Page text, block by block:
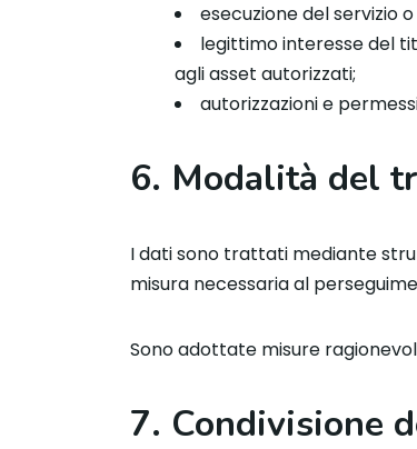
esecuzione del servizio
legittimo interesse del
agli asset autorizzati;
autorizzazioni e
6. Modalità del
I dati sono trattati mediante
misura necessaria al
Sono adottate misure
7. Condivisione